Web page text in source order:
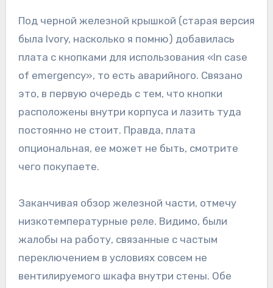
Под черной железной крышкой (старая версия
была Ivory, насколько я помню) добавилась
плата с кнопками для использования «In case
of emergency», то есть аварийного. Связано
это, в первую очередь с тем, что кнопки
расположены внутри корпуса и лазить туда
постоянно не стоит. Правда, плата
опциональная, ее может не быть, смотрите
чего покупаете.
Заканчивая обзор железной части, отмечу
низкотемпературные реле. Видимо, были
жалобы на работу, связанные с частым
переключением в условиях совсем не
вентилируемого шкафа внутри стены. Обе